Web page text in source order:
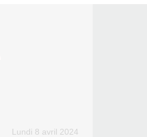
Lundi 8 avril 2024